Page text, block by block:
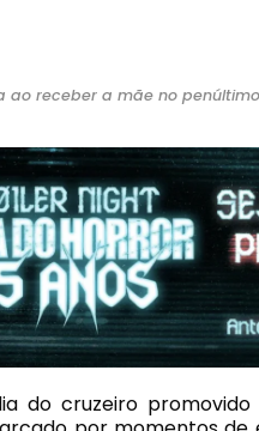
ao receber a mãe no
do cruzeiro